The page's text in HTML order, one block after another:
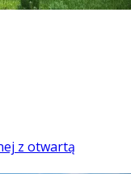
z otwartą